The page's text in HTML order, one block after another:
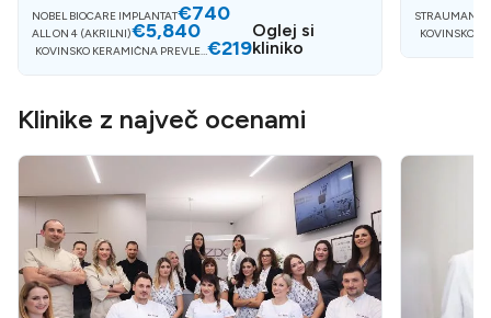
NOBEL BIOCARE IMPLANTAT€740
ALL ON 4 (AKRILNI)€5,840
KOVINSKO KERAMIČNA PREVLEK€219
Oglej si
kliniko
STRAUMANN
KOVINSKO
Klinike z največ ocenami